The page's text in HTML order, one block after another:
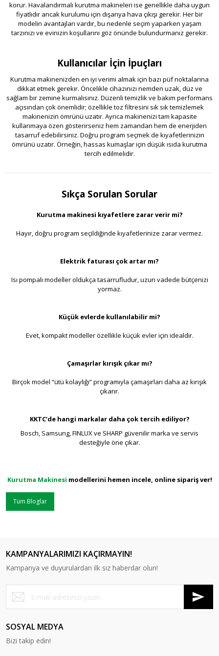
korur. Havalandırmalı kurutma makineleri ise genellikle daha uygun
fiyatlıdır ancak kurulumu için dışarıya hava çıkışı gerekir. Her bir
modelin avantajları vardır, bu nedenle seçim yaparken yaşam
tarzınızı ve evinizin koşullarını göz önünde bulundurmanız gerekir.
Kullanıcılar İçin İpuçları
Kurutma makinenizden en iyi verimi almak için bazı püf noktalarına
dikkat etmek gerekir. Öncelikle cihazınızı nemden uzak, düz ve
sağlam bir zemine kurmalısınız. Düzenli temizlik ve bakım performans
açısından çok önemlidir; özellikle toz filtresini sık sık temizlemek
makinenizin ömrünü uzatır. Ayrıca makinenizi tam kapasite
kullanmaya özen gösterirseniz hem zamandan hem de enerjiden
tasarruf edebilirsiniz. Doğru program seçmek de kıyafetlerinizin
ömrünü uzatır. Örneğin, hassas kumaşlar için düşük ısıda kurutma
tercih edilmelidir.
Sıkça Sorulan Sorular
Kurutma makinesi kıyafetlere zarar verir mi?
Hayır, doğru program seçildiğinde kıyafetlerinize zarar vermez.
Elektrik faturası çok artar mı?
Isı pompalı modeller oldukça tasarrufludur, uzun vadede bütçenizi
yormaz.
Küçük evlerde kullanılabilir mi?
Evet, kompakt modeller özellikle küçük evler için idealdir.
Çamaşırlar kırışık çıkar mı?
Birçok model “ütü kolaylığı” programıyla çamaşırları daha az kırışık
çıkarır.
KKTC’de hangi markalar daha çok tercih ediliyor?
Bosch, Samsung, FINLUX ve SHARP güvenilir marka ve servis
desteğiyle öne çıkar.
Kurutma Makinesi modellerini hemen incele, online sipariş ver!
Tüm Bloglar
KAMPANYALARIMIZI KAÇIRMAYIN!
Kampanya ve duyurulardan ilk siz haberdar olun!
SOSYAL MEDYA
Bizi takip edin!